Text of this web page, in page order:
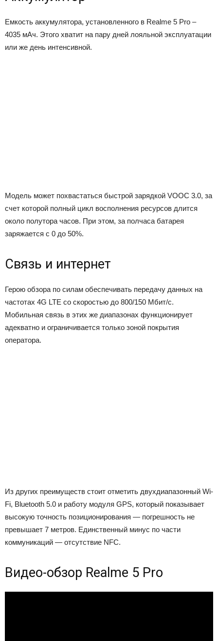
Емкость аккумулятора, установленного в Realme 5 Pro –
4035 мАч. Этого хватит на пару дней лояльной эксплуатации
или же день интенсивной.
Модель может похвастаться быстрой зарядкой VOOC 3.0, за
счет которой полный цикл восполнения ресурсов длится
около полутора часов. При этом, за полчаса батарея
заряжается с 0 до 50%.
Связь и интернет
Герою обзора по силам обеспечивать передачу данных на
частотах 4G LTE со скоростью до 800/150 Мбит/с.
Мобильная связь в этих же диапазонах функционирует
адекватно и ограничивается только зоной покрытия
оператора.
Из других преимуществ стоит отметить двухдиапазонный Wi-
Fi, Bluetooth 5.0 и работу модуля GPS, который показывает
высокую точность позиционирования — погрешность не
превышает 7 метров. Единственный минус по части
коммуникаций — отсутствие NFC.
Видео-обзор Realme 5 Pro